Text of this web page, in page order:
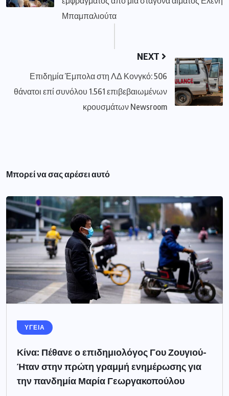
Μπαμπαλιούτα
NEXT
Επιδημία Έμπολα στη ΛΔ Κονγκό: 506
θάνατοι επί συνόλου 1.561 επιβεβαιωμένων
κρουσμάτων Newsroom
Μπορεί να σας αρέσει αυτό
ΥΓΕΙΑ
Κίνα: Πέθανε ο επιδημιολόγος Γου Ζουγιού-
Ήταν στην πρώτη γραμμή ενημέρωσης για
την πανδημία Μαρία Γεωργακοπούλου